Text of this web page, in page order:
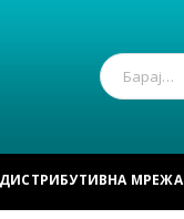
ДИСТРИБУТИВНА МРЕЖА